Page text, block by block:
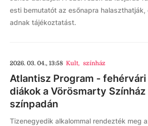
esti bemutatót az esőnapra halaszthatják,
adnak tájékoztatást.
2026. 03. 04., 13:58 Kult, színház
Atlantisz Program - fehérvári
diákok a Vörösmarty Színház
színpadán
Tizenegyedik alkalommal rendezték meg